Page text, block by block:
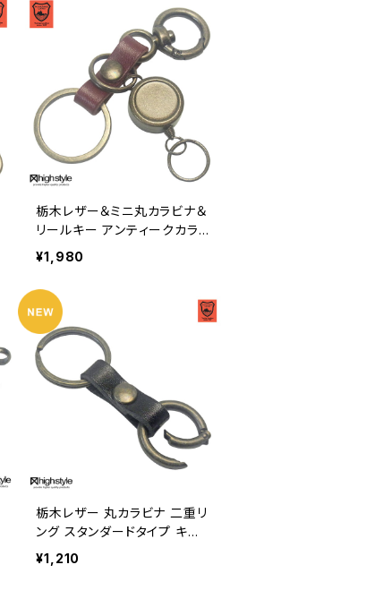
栃木レザー＆ミニ丸カラビナ＆
リールキー アンティークカラ
ー キーホルダー hs-yam-76
2a
¥1,980
栃木レザー 丸カラビナ 二重リ
ング スタンダードタイプ キー
ホルダー hs-yam-680
¥1,210